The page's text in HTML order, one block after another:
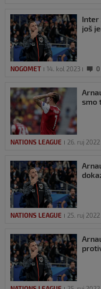
Inter
još
NOGOMET 14. kol 2023 0
smo
NATIONS LEAGUE 26. ruj 2022
NATIONS LEAGUE 25. ruj 2022